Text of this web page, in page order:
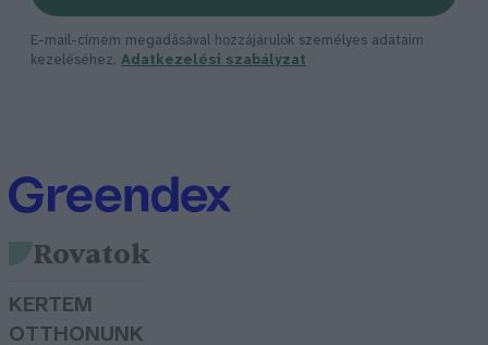
E-mail-címem megadásával hozzájárulok személyes adataim
kezeléséhez. Adatkezelési szabályzat
Rovatok
KERTEM
OTTHONUNK